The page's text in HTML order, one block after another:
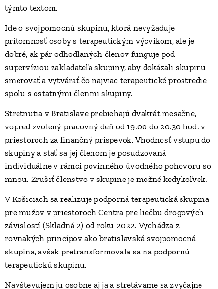
týmto textom.
Ide o svojpomocnú skupinu, ktorá nevyžaduje
prítomnosť osoby s terapeutickým výcvikom, ale je
dobré, ak pár odhodlaných členov funguje pod
supervíziou zakladateľa skupiny, aby dokázali skupinu
smerovať a vytvárať čo najviac terapeutické prostredie
spolu s ostatnými členmi skupiny.
Stretnutia v Bratislave prebiehajú dvakrát mesačne,
vopred zvolený pracovný deň od 19:00 do 20:30 hod. v
priestoroch za finančný príspevok. Vhodnosť vstupu do
skupiny a stať sa jej členom je posudzovaná
individuálne v rámci povinného úvodného pohovoru so
mnou. Zrušiť členstvo v skupine je možné kedykoľvek.
V Košiciach sa realizuje podporná terapeutická skupina
pre mužov v priestoroch Centra pre liečbu drogových
závislostí (Skladná 2) od roku 2022. Vychádza z
rovnakých princípov ako bratislavská svojpomocná
skupina, avšak pretransformovala sa na podpornú
terapeutickú skupinu.
Navštevujem ju osobne aj ja a stretávame sa zvyčajne